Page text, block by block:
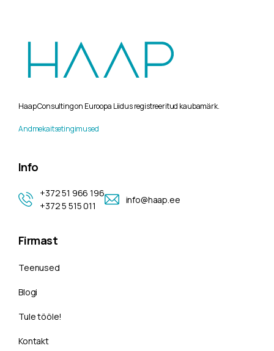
Haap Consulting on Euroopa Liidus registreeritud kaubamärk.
Andmekaitsetingimused
Info
+372 51 966 196
+372 5 515 011
info@haap.ee
Firmast
Teenused
Blogi
Tule tööle!
Kontakt